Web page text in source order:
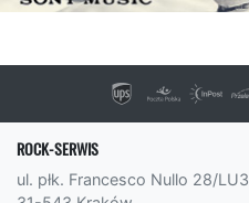
ROCK-SERWIS
ul. płk. Francesco Nullo 28/LU3